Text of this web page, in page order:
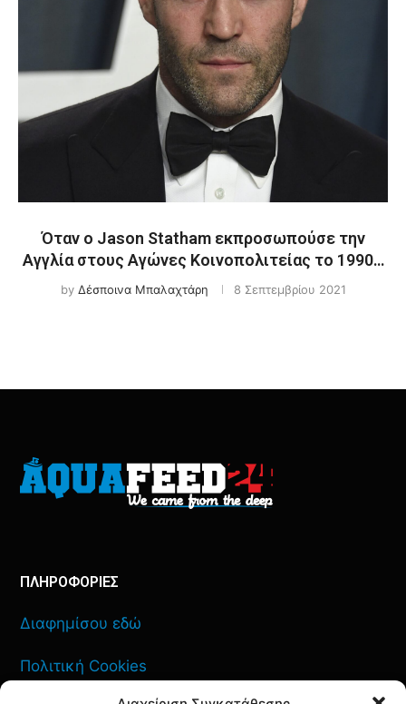
Όταν ο Jason Statham εκπροσωπούσε την
Αγγλία στους Αγώνες Κοινοπολιτείας το 1990…
by Δέσποινα Μπαλαχτάρη 8 Σεπτεμβρίου 2021
ΠΛΗΡΟΦΟΡΙΕΣ
Διαφημίσου εδώ
Πολιτική Cookies